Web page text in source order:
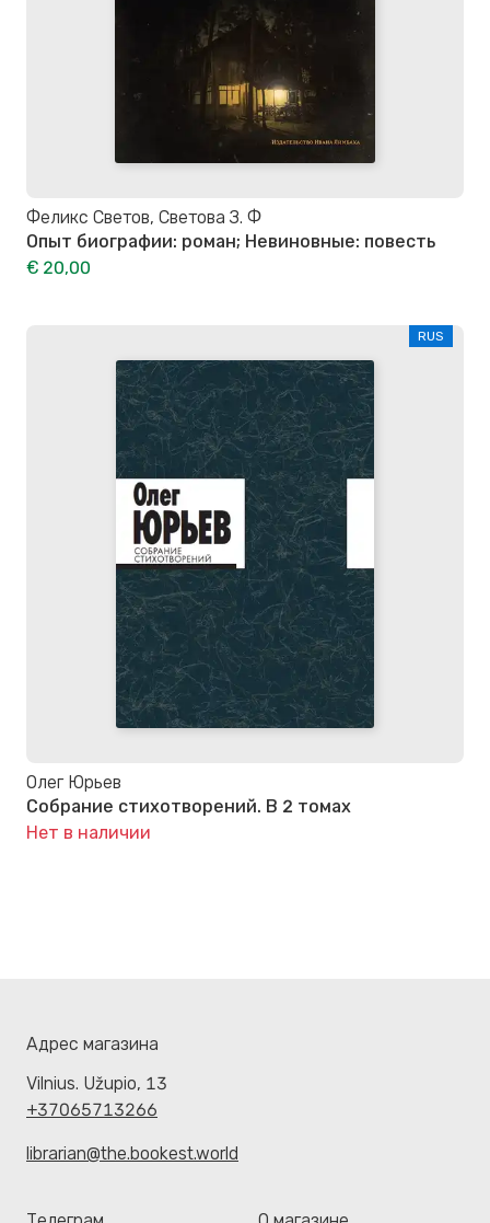
Феликс Светов, Светова З. Ф
Опыт биографии: роман; Невиновные: повесть
€ 20,00
RUS
Олег Юрьев
Собрание стихотворений. В 2 томах
Нет в наличии
Адрес магазина
Vilnius. Užupio, 13
+37065713266
librarian@the.bookest.world